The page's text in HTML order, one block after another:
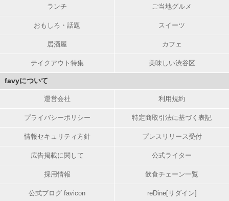
ランチ ご当地グルメ
おもしろ・話題 スイーツ
居酒屋 カフェ
テイクアウト特集 美味しい渋谷区
favyについて
運営会社 利用規約
プライバシーポリシー 特定商取引法に基づく表記
情報セキュリティ方針 プレスリリース受付
広告掲載に関して 公式ライター
採用情報 飲食チェーン一覧
公式ブログ favicon reDine[リダイン]